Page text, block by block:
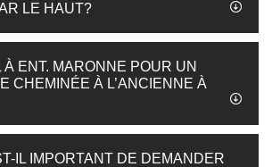
LE HAUT?
À ENT. MARONNE POUR UN
CHEMINÉE À L’ANCIENNE À
IL IMPORTANT DE DEMANDER